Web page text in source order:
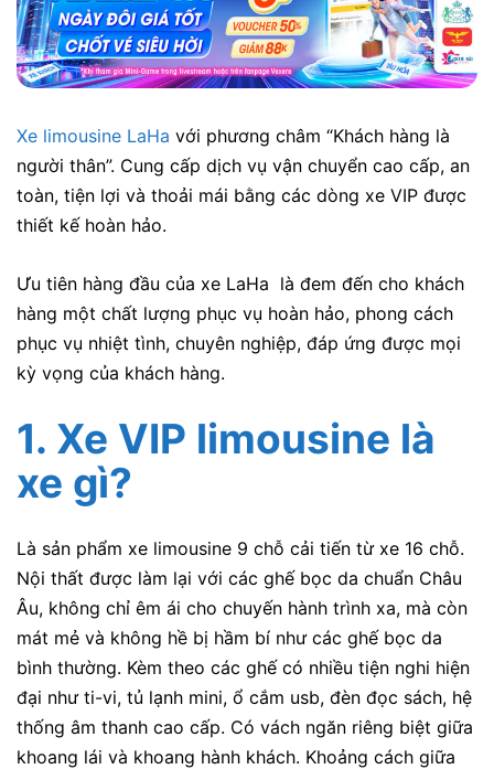
Xe limousine LaHa với phương châm “Khách hàng là
người thân”. Cung cấp dịch vụ vận chuyển cao cấp, an
toàn, tiện lợi và thoải mái bằng các dòng xe VIP được
thiết kế hoàn hảo.
Ưu tiên hàng đầu của xe LaHa là đem đến cho khách
hàng một chất lượng phục vụ hoàn hảo, phong cách
phục vụ nhiệt tình, chuyên nghiệp, đáp ứng được mọi
kỳ vọng của khách hàng.
1. Xe VIP limousine là
xe gì?
Là sản phẩm xe limousine 9 chỗ cải tiến từ xe 16 chỗ.
Nội thất được làm lại với các ghế bọc da chuẩn Châu
Âu, không chỉ êm ái cho chuyến hành trình xa, mà còn
mát mẻ và không hề bị hầm bí như các ghế bọc da
bình thường. Kèm theo các ghế có nhiều tiện nghi hiện
đại như ti-vi, tủ lạnh mini, ổ cắm usb, đèn đọc sách, hệ
thống âm thanh cao cấp. Có vách ngăn riêng biệt giữa
khoang lái và khoang hành khách. Khoảng cách giữa